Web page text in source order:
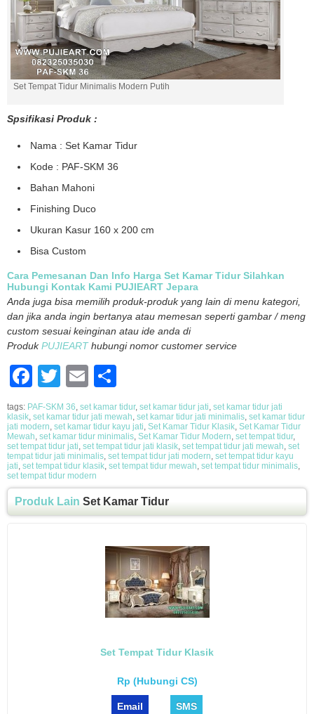
Set Tempat Tidur Minimalis Modern Putih
Spsifikasi Produk :
Nama : Set Kamar Tidur
Kode : PAF-SKM 36
Bahan Mahoni
Finishing Duco
Ukuran Kasur 160 x 200 cm
Bisa Custom
Cara Pemesanan Dan Info Harga Set Kamar Tidur Silahkan
Hubungi Kontak Kami PUJIEART Jepara
Anda juga bisa memilih produk-produk yang lain di menu kategori,
dan jika anda ingin bertanya atau memesan seperti gambar / meng
custom sesuai keinginan atau ide anda di
ProdukPUJIEARThubungi nomor customer service
Facebook
Twitter
Email
tags: PAF-SKM 36 set kamar tidur, set kamar tidur jati set kamar tidur jati
klasik set kamar tidur jati mewah set kamar tidur jati minimalis set kamar tidur
jati modern set kamar tidur kayu jati Set Kamar Tidur Klasik Set Kamar Tidur
Mewah set kamar tidur minimalis Set Kamar Tidur Modern set tempat tidur,
set tempat tidur jati set tempat tidur jati klasik set tempat tidur jati mewah set
tempat tidur jati minimalis set tempat tidur jati modern set tempat tidur kayu
jati set tempat tidur klasik set tempat tidur mewah set tempat tidur minimalis
set tempat tidur modern
Produk Lain Set Kamar Tidur
Set Tempat Tidur Klasik
Rp (Hubungi CS)
Email SMS